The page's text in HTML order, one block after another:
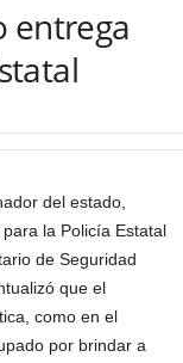
entrega
del estado,
la Policía Estatal
de Seguridad
que el
como en el
por brindar a